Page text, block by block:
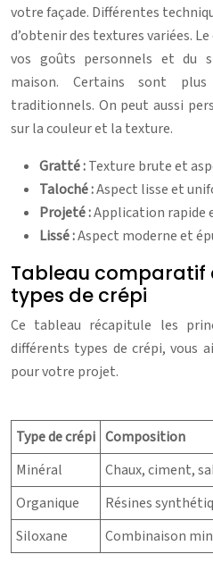
votre façade. Différentes
d’obtenir des textures variées.
vos goûts personnels et du
maison. Certains sont plus
traditionnels. On peut aussi
sur la couleur et la texture.
Gratté :Texture brute et
Taloché :Aspect lisse et
Projeté :Application rapide
Lissé :Aspect moderne et
Tableau comparatif
types de crépi
Ce tableau récapitule les
différents types de crépi, vous
pour votre projet.
Type de crépi Composition
Minéral
Chaux, ciment,
Organique
Résines
Siloxane
Combinaison